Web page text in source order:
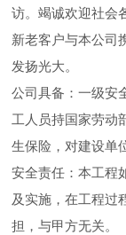
访。竭诚欢迎社会
新老客户与本公司
发扬光大。
公司具备：一级安
工人员持国家劳动
生保险，对建设单
安全责任：本工程
及实施，在工程过
担，与甲方无关。